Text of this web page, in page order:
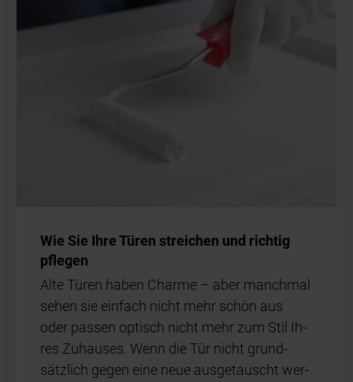
Wie Sie Ihre Tü­ren strei­chen und rich­tig
pfle­gen
Alte Tü­ren ha­ben Charme – aber manch­mal
se­hen sie ein­fach nicht mehr schön aus
oder pas­sen op­tisch nicht mehr zum Stil Ih­
res Zu­hau­ses. Wenn die Tür nicht grund­
sätz­lich ge­gen eine neue aus­ge­tauscht wer­